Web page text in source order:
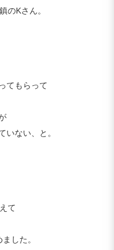
のKさん。
てもらって
いない、と。
て
した。